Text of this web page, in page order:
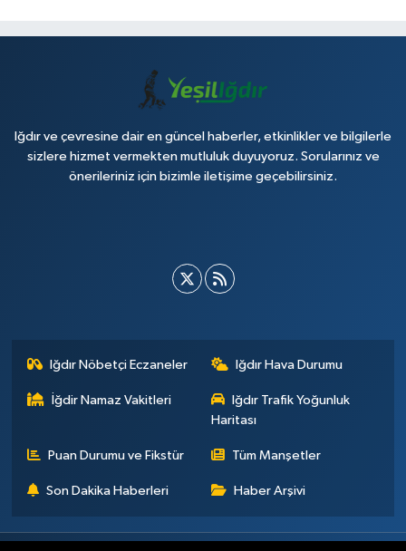
Iğdır ve çevresine dair en güncel haberler, etkinlikler ve bilgilerle
sizlere hizmet vermekten mutluluk duyuyoruz. Sorularınız ve
önerileriniz için bizimle iletişime geçebilirsiniz.
Iğdır Nöbetçi Eczaneler Iğdır Hava Durumu
İğdir Namaz Vakitleri
Iğdır Trafik Yoğunluk
Haritası
Puan Durumu ve Fikstür Tüm Manşetler
Son Dakika Haberleri Haber Arşivi